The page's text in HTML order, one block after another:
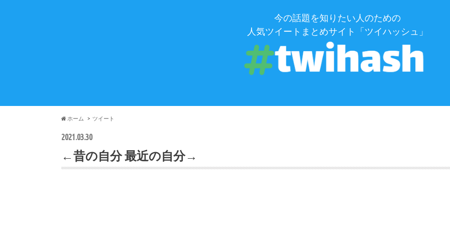
今の話題を知りたい人のための
人気ツイートまとめサイト「ツイハッシュ」
ホーム ツイート
2021.03.30
←昔の自分 最近の自分→